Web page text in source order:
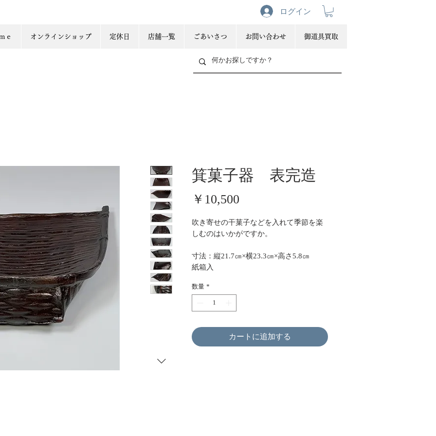
ログイン
ｅ オンラインショップ 定休日 店舗一覧 ごあいさつ お問い合わせ 御道具買取
箕菓子器 表完造
￥10,500
吹き寄せの干菓子などを入れて季節を楽
しむのはいかがですか。
寸法：縦21.7㎝×横23.3㎝×高さ5.8㎝
紙箱入
数量 *
カートに追加する